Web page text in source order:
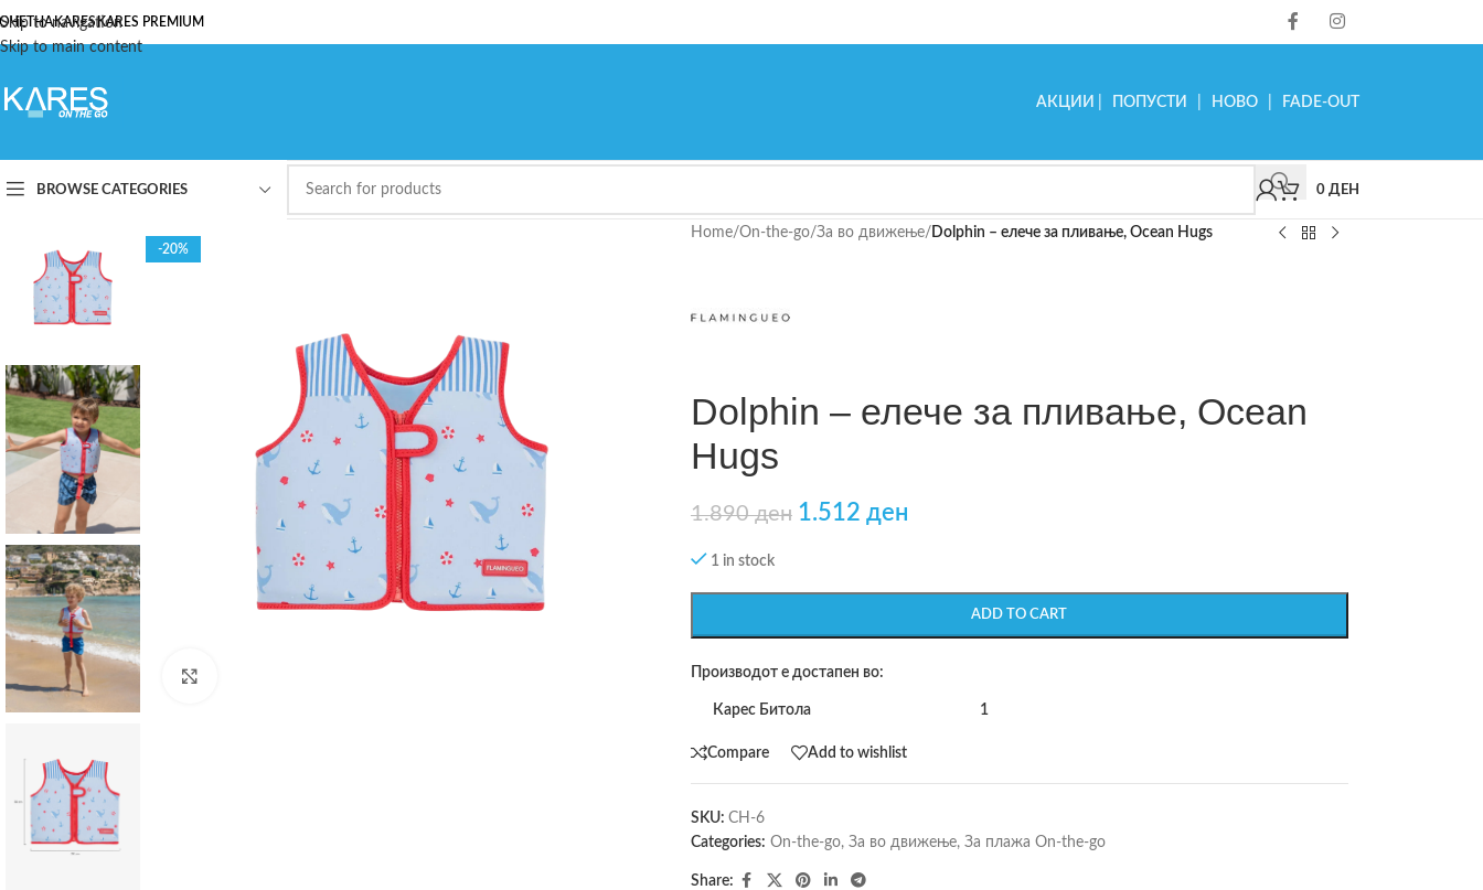
Skip to navigation
Skip to main content
KARESKARES PREMIUM
АКЦИИ ПОПУСТИ НОВО FADE-OUT
BROWSE CATEGORIES 0 ДЕН
-20%
Home/On-the-go/За во движење/ Dolphin – елече за пливање, Ocean Hugs
Dolphin – елече за пливање, Ocean
Hugs
1.890ден 1.512 ден
1 in stock
ADD TO CART
Производот е достапен во:
Карес Битола 1
Compare Add to wishlist
SKU: CH-6
Categories: On-the-go, За во движење, За плажа On-the-go
Share: